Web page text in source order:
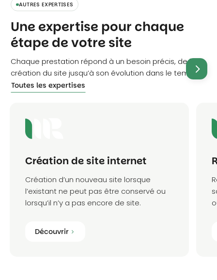
AUTRES EXPERTISES
Une expertise pour chaque
étape de votre site
Chaque prestation répond à un besoin précis, de la
création du site jusqu’à son évolution dans le temps.
Toutes les expertises
Création de site internet
Création d’un nouveau site lorsque
l’existant ne peut pas être conservé ou
lorsqu’il n’y a pas encore de site.
Découvrir